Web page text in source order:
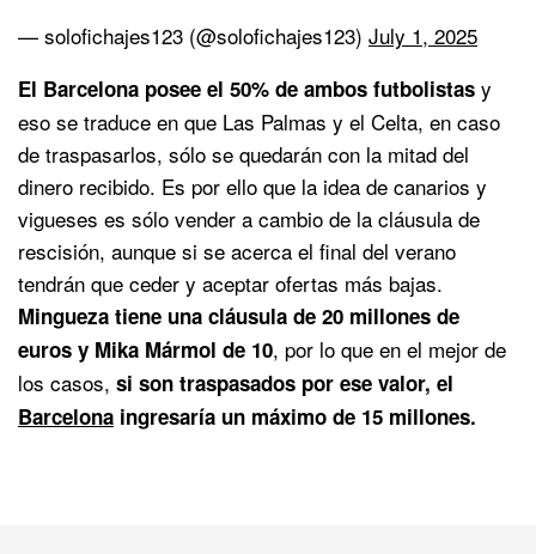
— solofichajes123 (@solofichajes123) July 1, 2025
El Barcelona posee el 50% de ambos futbolistas y
eso se traduce en que Las Palmas y el Celta, en caso
de traspasarlos, sólo se quedarán con la mitad del
dinero recibido. Es por ello que la idea de canarios y
vigueses es sólo vender a cambio de la cláusula de
rescisión, aunque si se acerca el final del verano
tendrán que ceder y aceptar ofertas más bajas.
Mingueza tiene una cláusula de 20 millones de
euros y Mika Mármol de 10, por lo que en el mejor de
los casos, si son traspasados por ese valor, el
Barcelona ingresaría un máximo de 15 millones.